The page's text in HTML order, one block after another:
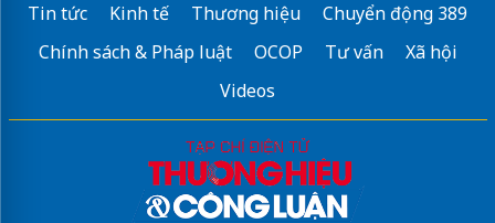
Tin tức Kinh tế Thương hiệu
Chuyển động 389
Chính sách & Pháp luật
OCOP Tư vấn
Xã hội
Videos